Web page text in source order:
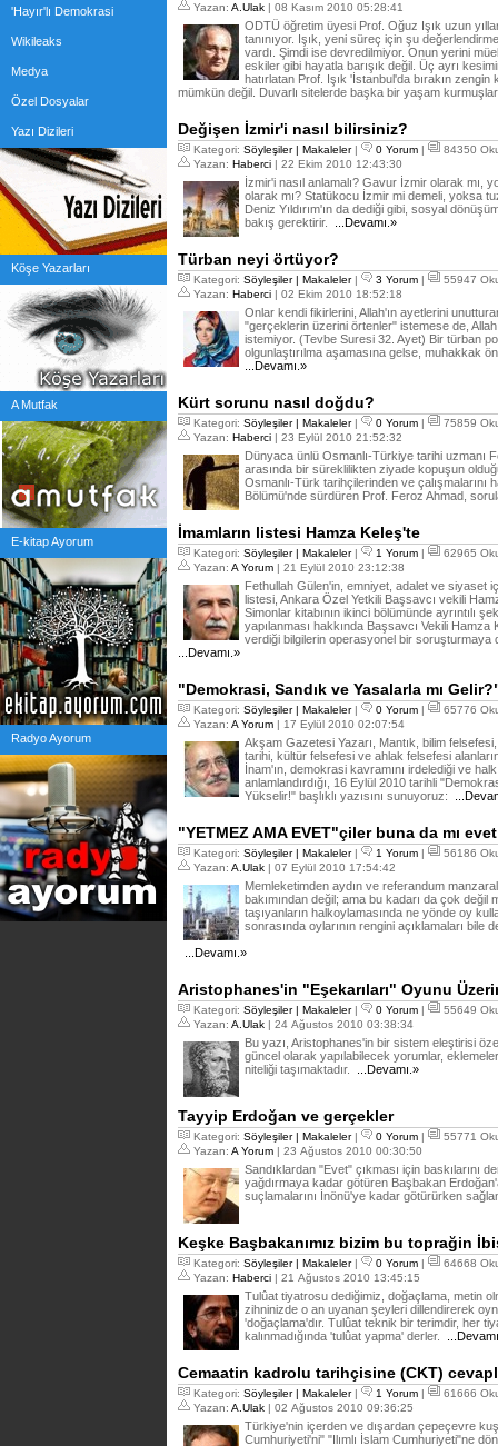
'Hayır'lı Demokrasi
Wikileaks
Medya
Özel Dosyalar
Yazı Dizileri
Köşe Yazarları
A Mutfak
E-kitap Ayorum
Radyo Ayorum
Yazan: A.Ulak | 08 Kasım 2010 05:28:41
ODTÜ öğretim üyesi Prof. Oğuz Işık uzun
tanınıyor. Işık, yeni süreç için şu
vardı. Şimdi ise devredilmiyor. Onun yerini
eskiler gibi hayatla barışık değil. Üç ayrı
hatırlatan Prof. Işık 'İstanbul'da bırakın
mümkün değil. Duvarlı sitelerde başka bir yaşam
Değişen İzmir'i nasıl bilirsiniz?
Kategori: Söyleşiler | Makaleler| 0 Yorum |
84350
Yazan: Haberci | 22 Ekim 2010 12:43:30
İzmir'i nasıl anlamalı? Gavur İzmir olarak mı,
olarak mı? Statükocu İzmir mi demeli, yoksa
Deniz Yıldırım'ın da dediği gibi, sosyal
bakış gerektirir.
...Devamı.»
Türban neyi örtüyor?
Kategori: Söyleşiler | Makaleler| 3 Yorum |
55947
Yazan: Haberci | 02 Ekim 2010 18:52:18
Onlar kendi fikirlerini, Allah'ın ayetlerini
"gerçeklerin üzerini örtenler" istemese de,
istemiyor. (Tevbe Suresi 32. Ayet) Bir türban
olgunlaştırılma aşamasına gelse, muhakkak
...Devamı.»
Kürt sorunu nasıl doğdu?
Kategori: Söyleşiler | Makaleler| 0 Yorum |
75859
Yazan: Haberci | 23 Eylül 2010 21:52:32
Dünyaca ünlü Osmanlı-Türkiye tarihi uzmanı
arasında bir süreklilikten ziyade kopuşun
Osmanlı-Türk tarihçilerinden ve çalışmalarını
Bölümü'nde sürdüren Prof. Feroz Ahmad,
İmamların listesi Hamza Keleş'te
Kategori: Söyleşiler | Makaleler| 1 Yorum |
62965
Yazan: A Yorum | 21 Eylül 2010 23:12:38
Fethullah Gülen'in, emniyet, adalet ve siyaset
listesi, Ankara Özel Yetkili Başsavcı vekili
Simonlar kitabının ikinci bölümünde ayrıntılı
yapılanması hakkında Başsavcı Vekili Hamza
verdiği bilgilerin operasyonel bir
...Devamı.»
"Demokrasi, Sandık ve Yasalarla mı
Kategori: Söyleşiler | Makaleler| 0 Yorum |
65776
Yazan: A Yorum | 17 Eylül 2010 02:07:54
Akşam Gazetesi Yazarı, Mantık, bilim
tarihi, kültür felsefesi ve ahlak felsefesi
İnam'ın, demokrasi kavramını irdelediği ve
anlamlandırdığı, 16 Eylül 2010 tarihli
Yükselir!" başlıklı yazısını sunuyoruz:
"YETMEZ AMA EVET"çiler buna da mı
Kategori: Söyleşiler | Makaleler| 1 Yorum |
56186
Yazan: A.Ulak | 07 Eylül 2010 17:54:42
Memleketimden aydın ve referandum
bakımından değil; ama bu kadarı da çok değil
taşıyanların halkoylamasında ne yönde oy
sonrasında oylarının rengini açıklamaları bile
...Devamı.»
Aristophanes'in "Eşekarıları" Oyunu
Kategori: Söyleşiler | Makaleler| 0 Yorum |
55649
Yazan: A.Ulak | 24 Ağustos 2010 03:38:34
Bu yazı, Aristophanes'in bir sistem eleştirisi
güncel olarak yapılabilecek yorumlar,
niteliği taşımaktadır.
...Devamı.»
Tayyip Erdoğan ve gerçekler
Kategori: Söyleşiler | Makaleler| 0 Yorum |
55771
Yazan: A Yorum | 23 Ağustos 2010 00:30:50
Sandıklardan "Evet" çıkması için baskılarını
yağdırmaya kadar götüren Başbakan
suçlamalarını İnönü'ye kadar götürürken
Keşke Başbakanımız bizim bu toprağin
Kategori: Söyleşiler | Makaleler| 0 Yorum |
64668
Yazan: Haberci | 21 Ağustos 2010 13:45:15
Tulûat tiyatrosu dediğimiz, doğaçlama, metin
zihninizde o an uyanan şeyleri dillendirerek
'doğaçlama'dır. Tulûat teknik bir terimdir, her
kalınmadığında 'tulûat yapma' derler.
Cemaatin kadrolu tarihçisine (CKT)
Kategori: Söyleşiler | Makaleler| 1 Yorum |
61666
Yazan: A.Ulak | 02 Ağustos 2010 09:36:25
Türkiye'nin içerden ve dışardan çepeçevre
Cumhuriyeti'ni" "Ilımlı İslam Cumhuriyeti"ne